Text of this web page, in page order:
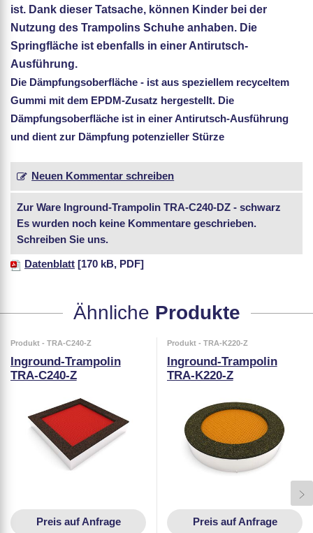
ist. Dank dieser Tatsache, können Kinder bei der
Nutzung des Trampolins Schuhe anhaben. Die
Springfläche ist ebenfalls in einer Antirutsch-
Ausführung.
Die Dämpfungsoberfläche - ist aus speziellem recyceltem
Gummi mit dem EPDM-Zusatz hergestellt. Die
Dämpfungsoberfläche ist in einer Antirutsch-Ausführung
und dient zur Dämpfung potenzieller Stürze
Neuen Kommentar schreiben
Zur Ware Inground-Trampolin TRA-C240-DZ - schwarz
Es wurden noch keine Kommentare geschrieben.
Schreiben Sie uns.
Datenblatt [170 kB, PDF]
Ähnliche Produkte
Produkt - TRA-C240-Z
Inground-Trampolin
TRA-C240-Z
Preis auf Anfrage
Produkt - TRA-K220-Z
Inground-Trampolin
TRA-K220-Z
Preis auf Anfrage